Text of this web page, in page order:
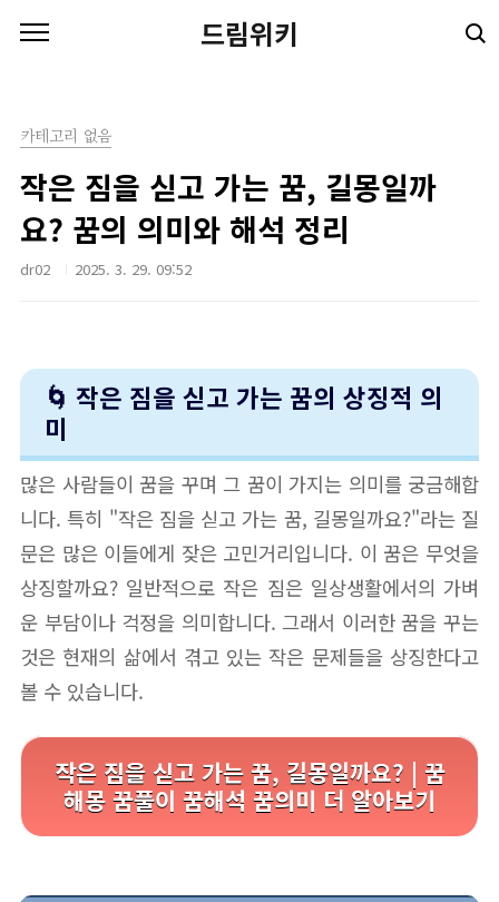
드림위키
카테고리 없음
작은 짐을 싣고 가는 꿈, 길몽일까
요? 꿈의 의미와 해석 정리
dr02 2025. 3. 29. 09:52
🌀 작은 짐을 싣고 가는 꿈의 상징적 의
미
많은 사람들이 꿈을 꾸며 그 꿈이 가지는 의미를 궁금해합
니다. 특히 "작은 짐을 싣고 가는 꿈, 길몽일까요?"라는 질
문은 많은 이들에게 잦은 고민거리입니다. 이 꿈은 무엇을
상징할까요? 일반적으로 작은 짐은 일상생활에서의 가벼
운 부담이나 걱정을 의미합니다. 그래서 이러한 꿈을 꾸는
것은 현재의 삶에서 겪고 있는 작은 문제들을 상징한다고
볼 수 있습니다.
작은 짐을 싣고 가는 꿈, 길몽일까요? | 꿈
해몽 꿈풀이 꿈해석 꿈의미 더 알아보기